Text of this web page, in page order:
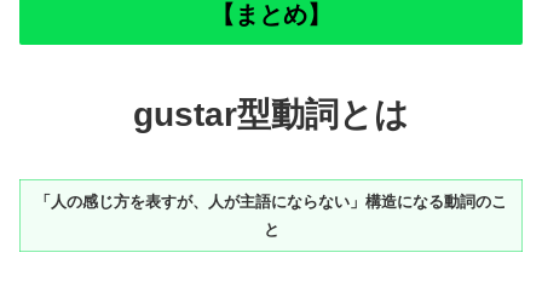
【まとめ】
gustar型動詞とは
「人の感じ方を表すが、人が主語にならない」構造になる動詞のこ
と